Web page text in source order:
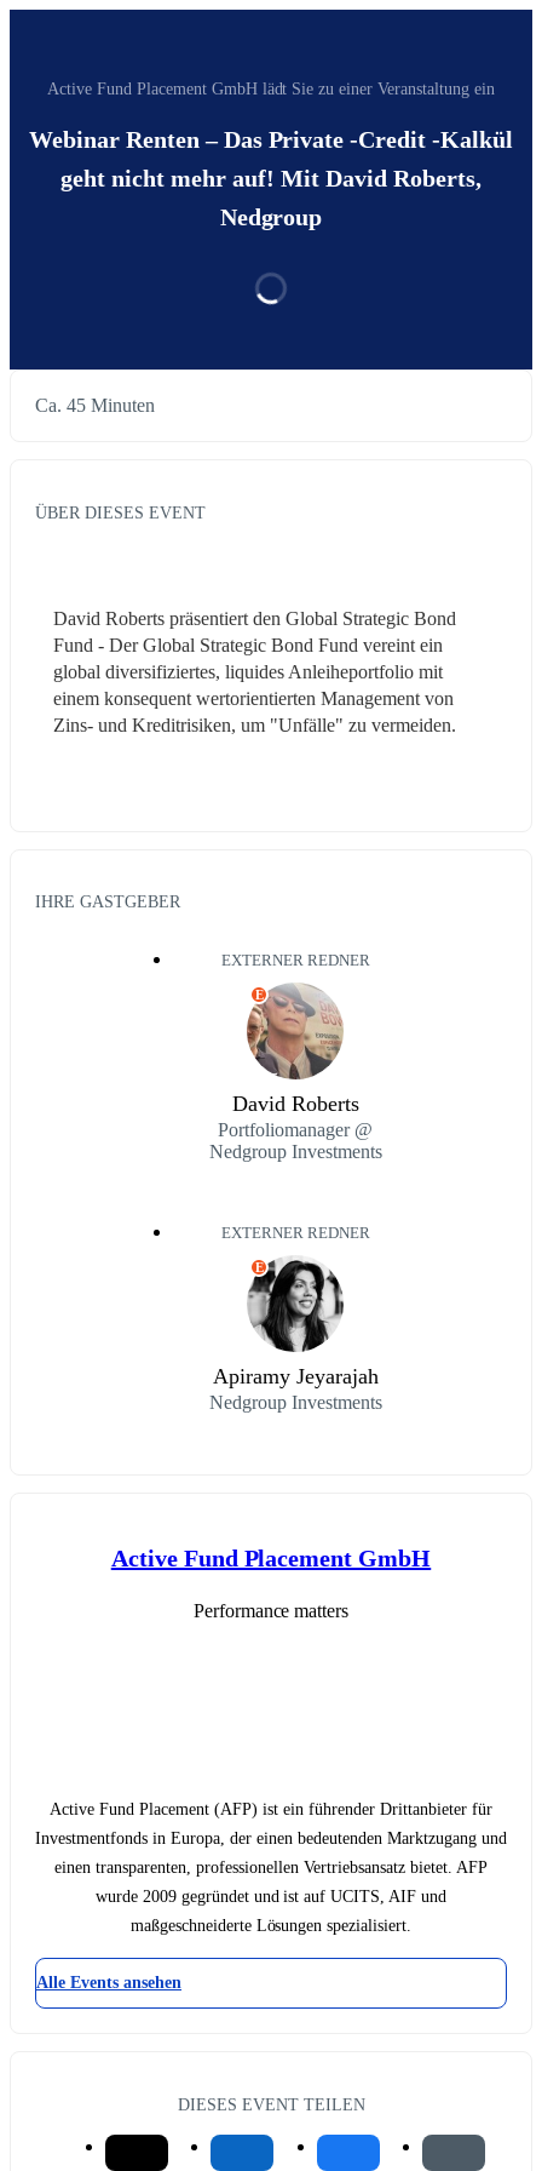
Active Fund Placement GmbH‬ lädt Sie zu einer Veranstaltung ein
Webinar Renten – Das Private -Credit -Kalkül
geht nicht mehr auf! Mit David Roberts,
Nedgroup
Ca. 45 Minuten
ÜBER DIESES EVENT
David Roberts präsentiert den Global Strategic Bond
Fund - Der Global Strategic Bond Fund vereint ein
global diversifiziertes, liquides Anleiheportfolio mit
einem konsequent wertorientierten Management von
Zins- und Kreditrisiken, um "Unfälle" zu vermeiden.
IHRE GASTGEBER
EXTERNER REDNER
E
David Roberts
Portfoliomanager @
Nedgroup Investments
EXTERNER REDNER
E
Apiramy Jeyarajah
Nedgroup Investments
Active Fund Placement GmbH
Performance matters
Active Fund Placement (AFP) ist ein führender Drittanbieter für
Investmentfonds in Europa, der einen bedeutenden Marktzugang und
einen transparenten, professionellen Vertriebsansatz bietet. AFP
wurde 2009 gegründet und ist auf UCITS, AIF und
maßgeschneiderte Lösungen spezialisiert.
Alle Events ansehen
DIESES EVENT TEILEN